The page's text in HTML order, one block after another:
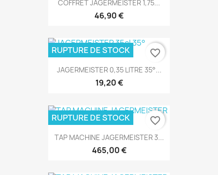
COFFRET JAGERMEISTER 1,75...
46,90 €
JAGERMEISTER 0,35 LITRE 35°...
19,20 €
RUPTURE DE STOCK favorite_border
TAP MACHINE JAGERMEISTER 3...
465,00 €
RUPTURE DE STOCK favorite_border